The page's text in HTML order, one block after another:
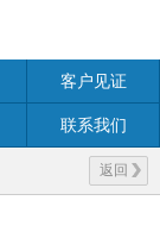
客户见证
联系我们
返回